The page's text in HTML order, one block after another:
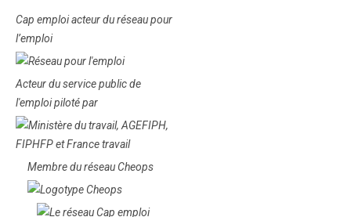
Cap emploi acteur du réseau pour
l’emploi
Acteur du service public de
l'emploi piloté par
Membre du réseau Cheops